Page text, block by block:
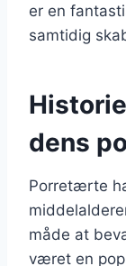
er en
samtidig
dens
Porretærte
måde at
været en